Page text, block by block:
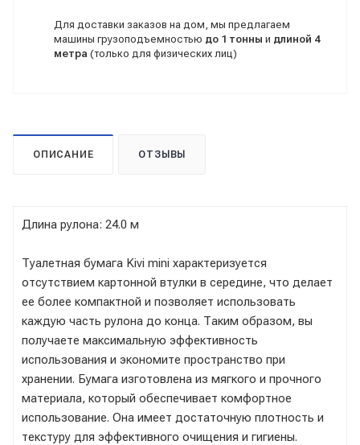
Для доставки заказов на дом, мы предлагаем
машины грузоподъемностью до 1 тонны и длиной 4
метра (только для физических лиц)
ОПИСАНИЕ ОТЗЫВЫ
Длина рулона: 24.0 м
Туалетная бумага Kivi mini характеризуется
отсутствием картонной втулки в середине, что делает
ее более компактной и позволяет использовать
каждую часть рулона до конца. Таким образом, вы
получаете максимальную эффективность
использования и экономите пространство при
хранении. Бумага изготовлена из мягкого и прочного
материала, который обеспечивает комфортное
использование. Она имеет достаточную плотность и
текстуру для эффективного очищения и гигиены.